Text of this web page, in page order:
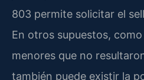
803 permite solicitar el
En otros supuestos,
menores que no
también puede existir la